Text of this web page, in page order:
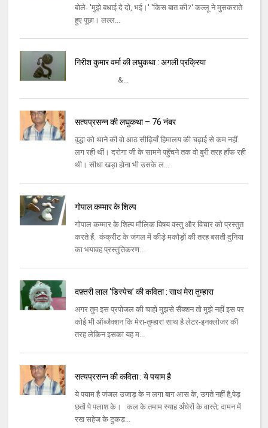
बोले- 'मुझे बधाई दे दो, भई।' 'किस बात की?' कल्लू ने मुसकराते
हुए पूछा। लल्ल...
गिरीश कुमार वर्मा की लघुकथा : अगली प्रक्रिया
&...
सत्यप्रसन्न की लघुकथा – 76 नंबर
वृद्धा को थाने की वो आठ सीढ़ियाँ हिमालय की चढ़ाई से कम नहीं
लग रही थीं। दरोगा जी के सामने पहुँचने तक वो बुरी तरह हाँफ रही
थी। सीधा खड़ा होना भी उसके ल...
गोपाल कम्मार के शिल्प
गोपाल कम्मार के शिल्प मौलिक विषय वस्तु और विचार को प्रस्तुत
करते हैं. कंक्रीट के जंगल में कीड़े मकौड़ों की तरह बसती दुनिया
का भयावह प्रस्तुतिकरण...
दफ़्तरी लाल ‘डिस्पेच’ की कविता : साथ मेरा तुम्हारा
अगर तुम इस प्रपोजल की चाहो मुझसे सैंक्शन तो मुझे नहीं इस पर
कोई भी ऑब्जैक्शन कि मेरा-तुम्हारा साथ है लेटर-इनक्लोजर की
तरह लेकिन इसका यह म...
सत्यप्रसन्न की कविता : ये पयाम है
ये पयाम है जंजल उजाड़ के न लगा बाग आस के, उगते नहीं है,पेड़
छतों पे पलाश के। कल के तमाम स्याह अँधेरों के वास्ते; दामन में
रख सहेज के टुकड़...